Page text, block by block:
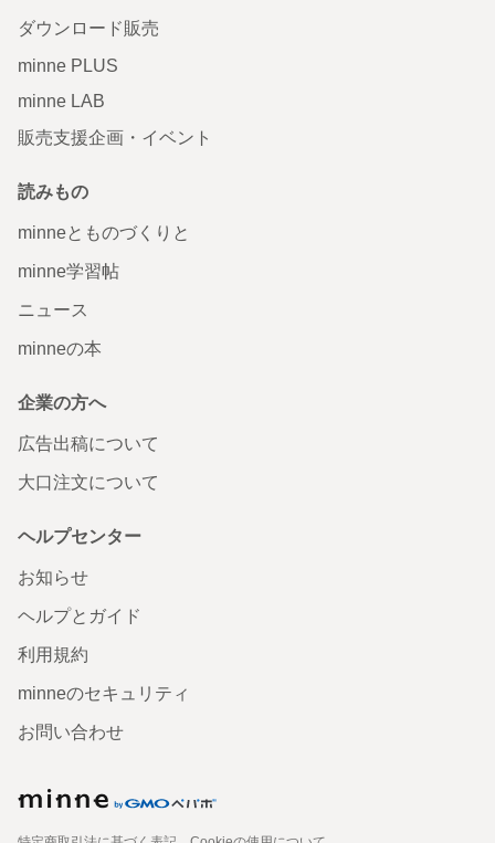
ダウンロード販売
minne PLUS
minne LAB
販売支援企画・イベント
読みもの
minneとものづくりと
minne学習帖
ニュース
minneの本
企業の方へ
広告出稿について
大口注文について
ヘルプセンター
お知らせ
ヘルプとガイド
利用規約
minneのセキュリティ
お問い合わせ